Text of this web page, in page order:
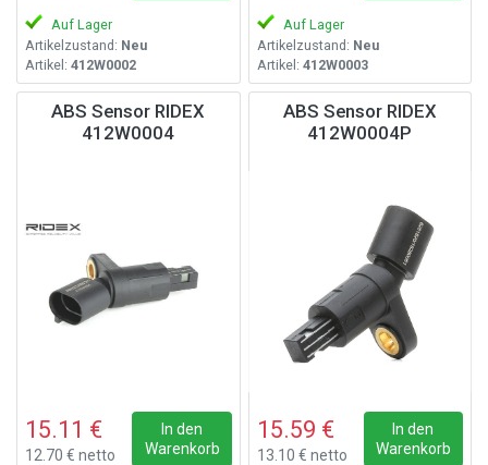
Auf Lager
Artikelzustand: Neu
Artikel: 412W0002
Auf Lager
Artikelzustand: Neu
Artikel: 412W0003
ABS Sensor RIDEX
412W0004
15.11 €
12.70 € netto
In den
Warenkorb
ABS Sensor RIDEX
412W0004P
15.59 €
13.10 € netto
In den
Warenkorb